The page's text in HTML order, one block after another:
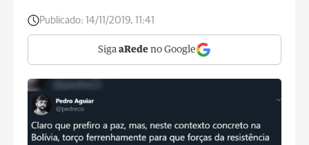
Publicado: 14/11/2019, 11:41
Siga aRede no Google